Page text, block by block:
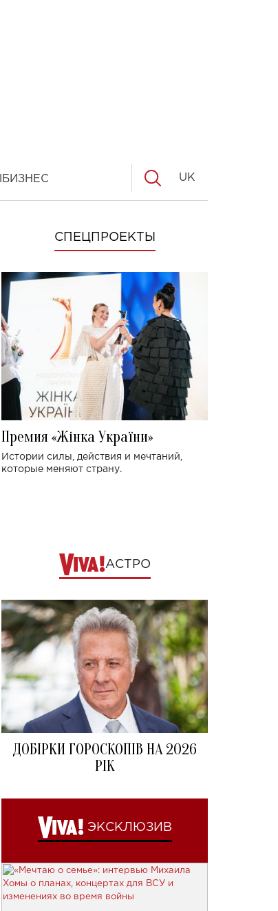
БИЗНЕС UK
СПЕЦПРОЕКТЫ
Премия «Жінка України»
Истории силы, действия и мечтаний,
которые меняют страну.
АСТРО
ДОБІРКИ ГОРОСКОПІВ НА 2026
РІК
ЭКСКЛЮЗИВ